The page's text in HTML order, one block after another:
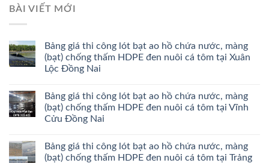
BÀI VIẾT MỚI
Bảng giá thi công lót bạt ao hồ chứa nước, màng
(bạt) chống thấm HDPE đen nuôi cá tôm tại Xuân
Lộc Đồng Nai
Bảng giá thi công lót bạt ao hồ chứa nước, màng
(bạt) chống thấm HDPE đen nuôi cá tôm tại Vĩnh
Cửu Đồng Nai
Bảng giá thi công lót bạt ao hồ chứa nước, màng
(bạt) chống thấm HDPE đen nuôi cá tôm tại Trảng